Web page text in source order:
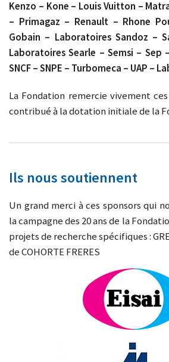
Kenzo – Kone – Louis Vuitton –
– Primagaz – Renault – Rhone
Gobain – Laboratoires Sandoz –
Laboratoires Searle – Semsi – Sep
SNCF – SNPE – Turbomeca – UAP –
La Fondation remercie vivement
contribué à la dotation initiale de la
Ils nous soutiennent
Un grand merci à ces sponsors qui
la campagne des 20 ans de la
projets de recherche spécifiques :
de COHORTE FRERES